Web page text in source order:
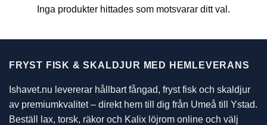
Inga produkter hittades som motsvarar ditt val.
FRYST FISK & SKALDJUR MED HEMLEVERANS
Ishavet.nu levererar hållbart fångad, fryst fisk och skaldjur
av premiumkvalitet – direkt hem till dig från Umeå till Ystad.
Beställ lax, torsk, räkor och Kalix löjrom online och välj